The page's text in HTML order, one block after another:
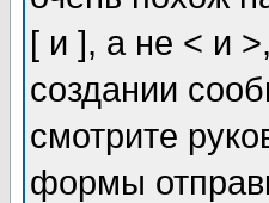
[ и ], а не < и
создании
смотрите
формы